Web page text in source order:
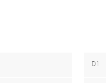
D1